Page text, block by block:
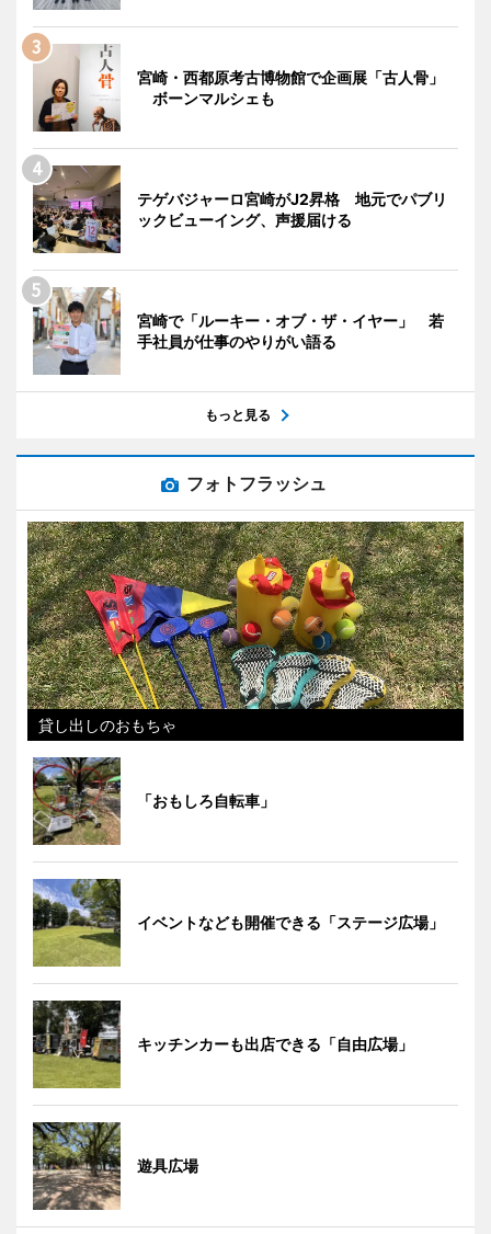
宮崎・西都原考古博物館で企画展「古人骨」
ボーンマルシェも
テゲバジャーロ宮崎がJ2昇格 地元でパブリ
ックビューイング、声援届ける
宮崎で「ルーキー・オブ・ザ・イヤー」 若
手社員が仕事のやりがい語る
もっと見る
フォトフラッシュ
貸し出しのおもちゃ
「おもしろ自転車」
イベントなども開催できる「ステージ広場」
キッチンカーも出店できる「自由広場」
遊具広場